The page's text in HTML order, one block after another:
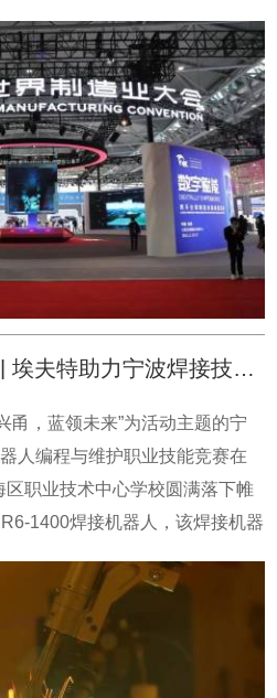
机型导入，2021年上半年控制器
别是经受住了在光伏行业高
大批量应用的考验，为其他行
能和可靠性基础。与此同时，
过深入的市场需求洞察和应用
与既有产品形成行业的产品组
的产品差异化优势。同时埃夫
提高机器人智能化程度，使机器
人工智能的发展更飞速提升着机
作能力和协同能力使得机器人
性作业需求。而工业互联网则
5G、工业以太网等高速传输技
为机器人智能化奠定了数据采
的基础。未来，埃夫特将继续
作共赢的智造生态圈，致力于
选择。
部、商务部、国务院国资委、
国对外友协、中国中小企业协
徽省人民政府共同主办，安徽省
厅、安徽省外办(港澳办)、合
会总布展面积4.3万平方米，分
体化展区、主宾国展区、进品
多家企业报名参展。作为安徽
制造企业，埃夫特受邀在主展
展出的是埃夫特打磨工作站，
工序。工作站的重复定位精度
工作站后，可大大提高产品的
无误操作，引得众多观众驻足
工智能产业展区，埃夫特联合
科技有限公司展示了两套智能
置，根据焊角大小自动匹配焊
径达2米，可用于较小标准或非标
、小型支撑、牛腿、工艺试板
大构件。此方案操作简单，可
技能兴甬，蓝领未来 | 埃夫特助力宁波焊接技能人才培养
甬，蓝领未来”为活动主题的宁
人编程与维护职业技能竞赛在
职业技术中心学校圆满落下帷
1400焊接机器人，该焊接机器
路桥、汽车零部件等行业有着
论考试和实操考试两部分。其
职业院校选派选手参赛报名，
手脱颖而出，进入决赛。竞赛为